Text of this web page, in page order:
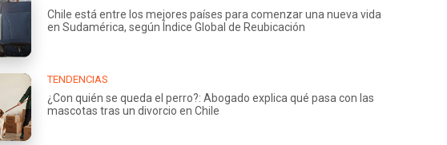
Chile está entre los mejores países para comenzar una nueva vida
en Sudamérica, según Índice Global de Reubicación
TENDENCIAS
¿Con quién se queda el perro?: Abogado explica qué pasa con las
mascotas tras un divorcio en Chile